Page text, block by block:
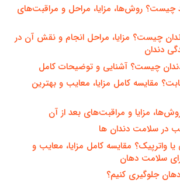
چیست؟ روش‌ها، مزایا، مراحل و مراقبت‌های
چیست؟ مزایا، مراحل انجام و نقش آن در
دندان
چیست؟ آشنایی و توضیحات کامل
مقایسه کامل مزایا، معایب و بهترین
مزایا و مراقبت‌های بعد از آن
در سلامت دندان ها
واترپیک؟ مقایسه کامل مزایا، معایب و
سلامت دهان
جلوگیری کنیم؟